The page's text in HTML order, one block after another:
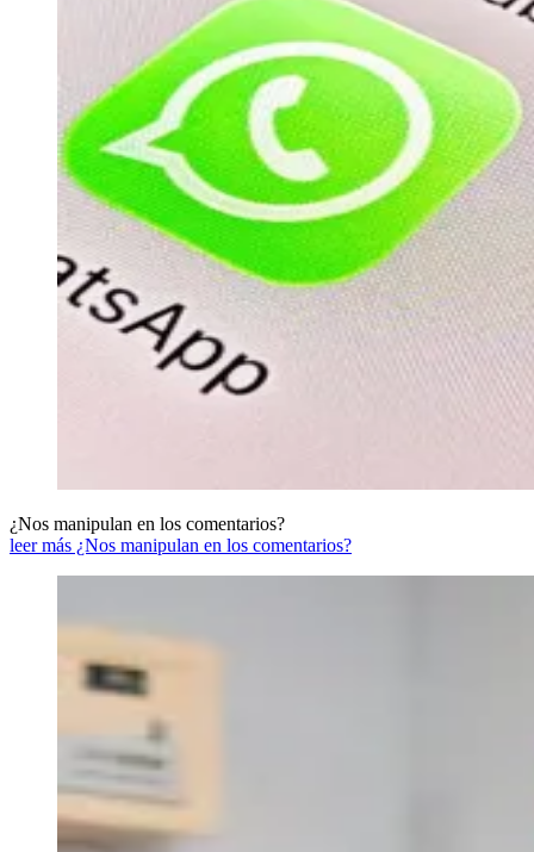
¿Nos manipulan en los comentarios?
leer más ¿Nos manipulan en los comentarios?